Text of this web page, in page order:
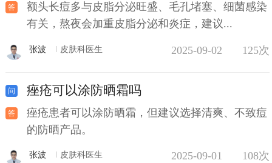
额头长痘多与皮脂分泌旺盛、毛孔堵塞、细菌感染
有关，熬夜会加重皮脂分泌和炎症，建议...
张波 皮肤科医生 2025-09-02 125次
痤疮可以涂防晒霜吗
痤疮患者可以涂防晒霜，但建议选择清爽、不致痘
的防晒产品。
张波 皮肤科医生 2025-09-01 108次